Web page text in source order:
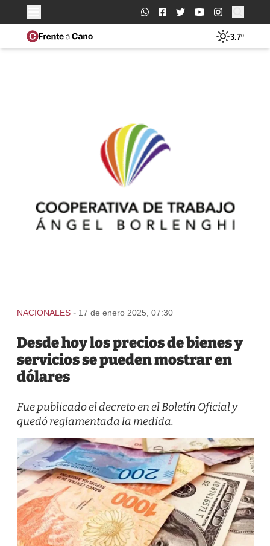
Buscar:
3.7º
NACIONALES - 17 de enero 2025, 07:30
Desde hoy los precios de bienes y
servicios se pueden mostrar en
dólares
Fue publicado el decreto en el Boletín Oficial y
quedó reglamentada la medida.